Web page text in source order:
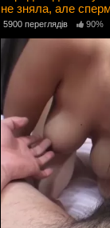
не зняла, але
5900 переглядів 90%